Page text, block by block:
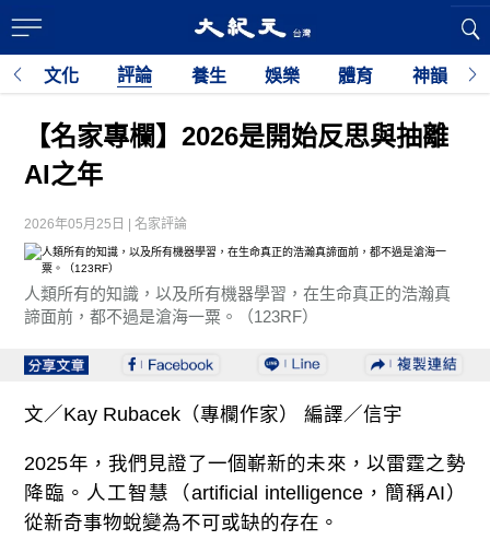
文化 評論 養生 娛樂 體育 神韻 利
【名家專欄】2026是開始反思與抽離
AI之年
2026年05月25日 | 名家評論
人類所有的知識，以及所有機器學習，在生命真正的浩瀚真
諦面前，都不過是滄海一粟。（123RF）
文／Kay Rubacek（專欄作家） 編譯／信宇
2025年，我們見證了一個嶄新的未來，以雷霆之勢
降臨。人工智慧（artificial intelligence，簡稱AI）
從新奇事物蛻變為不可或缺的存在。